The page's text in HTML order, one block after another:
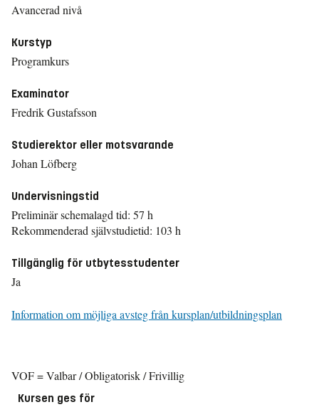
Avancerad nivå
Kurstyp
Programkurs
Examinator
Fredrik Gustafsson
Studierektor eller motsvarande
Johan Löfberg
Undervisningstid
Preliminär schemalagd tid: 57 h
Rekommenderad självstudietid: 103 h
Tillgänglig för utbytesstudenter
Ja
Information om möjliga avsteg från kursplan/utbildningsplan
VOF = Valbar / Obligatorisk / Frivillig
Kursen ges för